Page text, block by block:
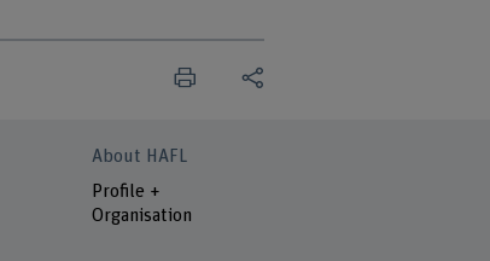
About HAFL
Profile +
Organisation